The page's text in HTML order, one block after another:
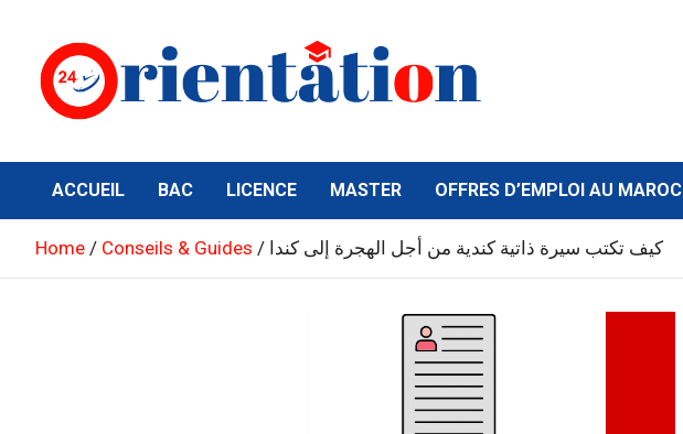
content
Orientation24
ACCUEIL BAC LICENCE MASTER OFFRES D’EMPLOI AU MAROC
Home Conseils & Guides كيف تكتب سيرة ذاتية كندية من أجل الهجرة إلى كندا